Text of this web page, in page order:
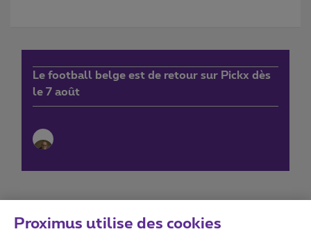
Le football belge est de retour sur Pickx dès
le 7 août
Proximus utilise des cookies